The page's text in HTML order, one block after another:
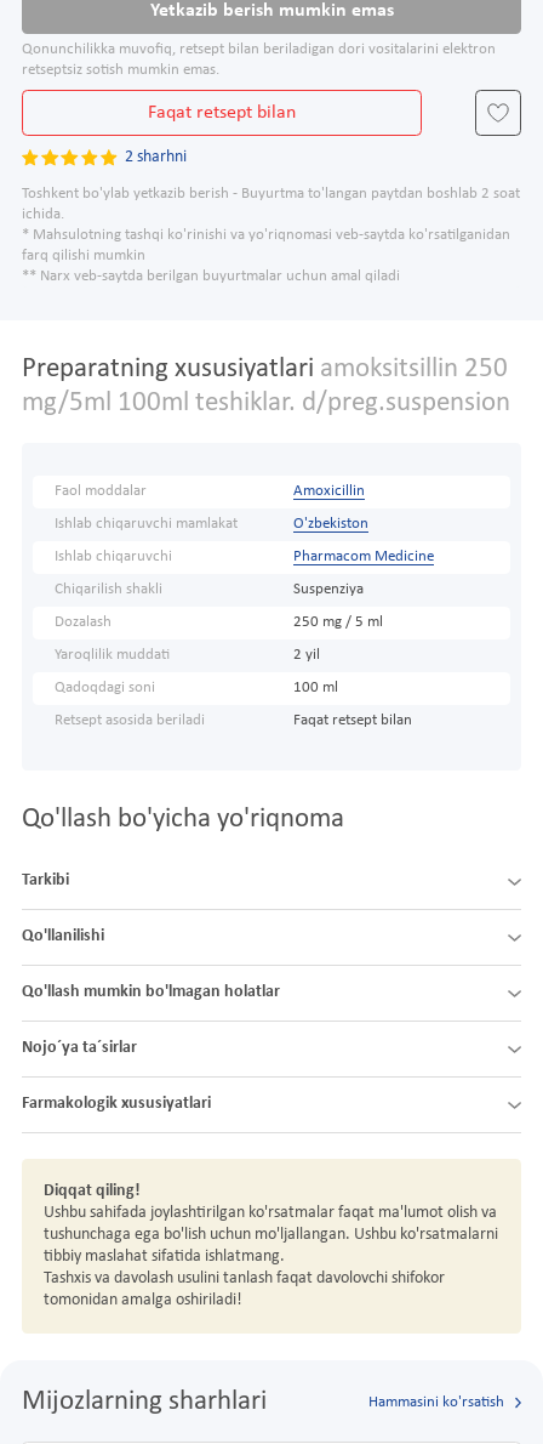
Yetkazib berish mumkin emas
Qonunchilikka muvofiq, retsept bilan beriladigan dori vositalarini elektron
retseptsiz sotish mumkin emas.
Faqat retsept bilan
2 sharhni
Toshkent bo'ylab yetkazib berish - Buyurtma to'langan paytdan boshlab 2 soat
ichida.
* Mahsulotning tashqi ko'rinishi va yo'riqnomasi veb-saytda ko'rsatilganidan
farq qilishi mumkin
** Narx veb-saytda berilgan buyurtmalar uchun amal qiladi
Preparatning xususiyatlari amoksitsillin 250
mg/5ml 100ml teshiklar. d/preg.suspension
Faol moddalar Amoxicillin
Ishlab chiqaruvchi mamlakat O'zbekiston
Ishlab chiqaruvchi Pharmacom Medicine
Chiqarilish shakli Suspenziya
Dozalash 250 mg / 5 ml
Yaroqlilik muddati 2 yil
Qadoqdagi soni 100 ml
Retsept asosida beriladi Faqat retsept bilan
Qo'llash bo'yicha yo'riqnoma
Tarkibi
Qo'llanilishi
Qo'llash mumkin bo'lmagan holatlar
Nojo´ya ta´sirlar
Farmakologik xususiyatlari
Diqqat qiling!
Ushbu sahifada joylashtirilgan ko'rsatmalar faqat ma'lumot olish va
tushunchaga ega bo'lish uchun mo'ljallangan. Ushbu ko'rsatmalarni
tibbiy maslahat sifatida ishlatmang.
Tashxis va davolash usulini tanlash faqat davolovchi shifokor
tomonidan amalga oshiriladi!
Mijozlarning sharhlari Hammasini ko'rsatish